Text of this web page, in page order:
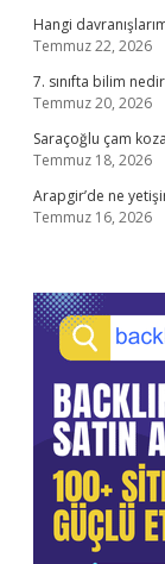
Hangi
Temmuz 22, 2026
7. sınıfta bilim
Temmuz 20, 2026
Saraçoğlu çam
Temmuz 18, 2026
Arapgir’de ne
Temmuz 16, 2026